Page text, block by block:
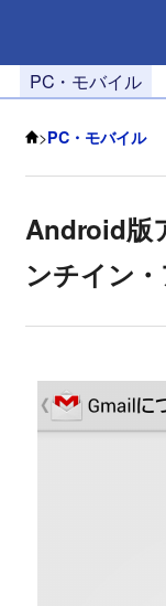
PC・モバイル
>PC・モバイル
Android版
ンチイン